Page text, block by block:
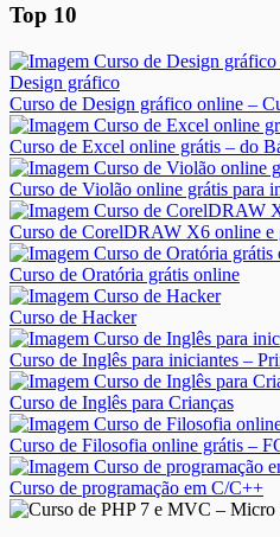
Top 10
Curso de Design gráfico online –
Curso de Excel online grátis – do
Curso de Violão online grátis para
Curso de CorelDRAW X6 online e
Curso de Oratória grátis online
Curso de Hacker
Curso de Inglês para iniciantes –
Curso de Inglês para Crianças
Curso de Filosofia online grátis –
Curso de programação em C/C++